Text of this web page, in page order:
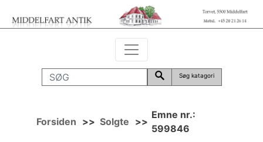
Søg katagori
Forsiden >> Solgte >>
Emne nr.:
599846